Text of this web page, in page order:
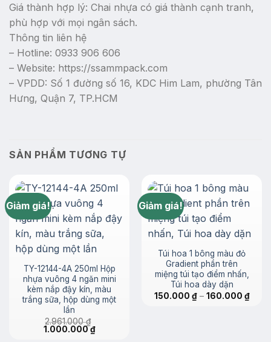
Giá thành hợp lý: Chai nhựa có giá thành cạnh tranh,
phù hợp với mọi ngân sách.
Thông tin liên hệ
– Hotline: 0933 906 606
– Website: https://ssammpack.com
– VPDD: Số 1 đường số 16, KDC Him Lam, phường Tân
Hưng, Quận 7, TP.HCM
SẢN PHẨM TƯƠNG TỰ
Giảm giá!
TY-12144-4A 250ml Hộp
nhựa vuông 4 ngăn mini
kèm nắp đậy kín, màu
trắng sữa, hộp dùng một
lần
2.961.000₫
Giá
1.000.000₫Giá
hiện
Giảm giá!
Túi hoa 1 bông màu đỏ
Gradient phần trên
miệng túi tạo điểm nhấn,
Túi hoa dày dặn
150.000 ₫ – 160.000 ₫
giá: